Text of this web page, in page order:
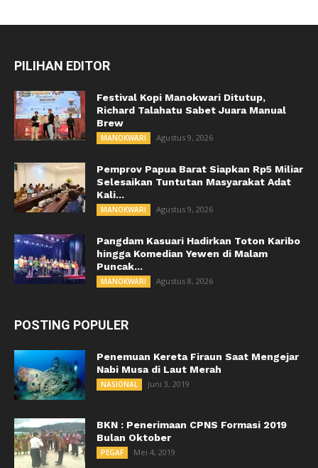
PILIHAN EDITOR
Festival Kopi Manokwari Ditutup,
Richard Talahatu Sabet Juara Manual
Brew
MANOKWARI Agustus 9, 2026
Pemprov Papua Barat Siapkan Rp5 Miliar
Selesaikan Tuntutan Masyarakat Adat
Kali...
MANOKWARI Agustus 9, 2026
Pangdam Kasuari Hadirkan Toton Karibo
hingga Komedian Yewen di Malam
Puncak...
MANOKWARI Agustus 8, 2026
POSTING POPULER
Penemuan Kereta Firaun Saat Mengejar
Nabi Musa di Laut Merah
NASIONAL Juni 3, 2019
BKN : Penerimaan CPNS Formasi 2019
Bulan Oktober
PEGAF Mei 4, 2019